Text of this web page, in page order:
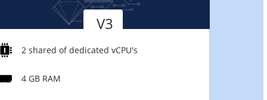
V3
2 shared of dedicated vCPU's
4 GB RAM